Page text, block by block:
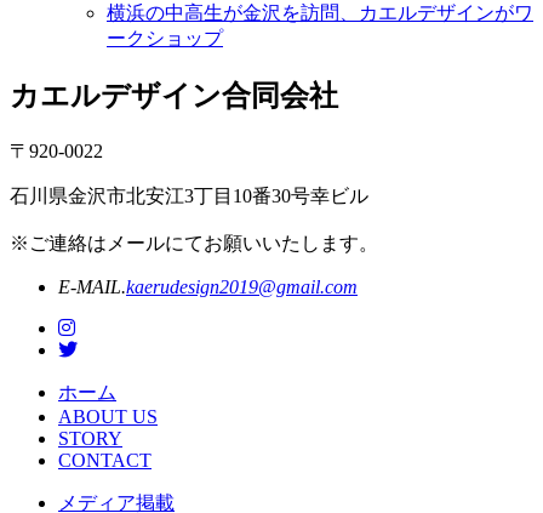
横浜の中高生が金沢を訪問、カエルデザインがワ
ークショップ
カエルデザイン合同会社
〒920-0022
石川県金沢市北安江3丁目10番30号幸ビル
※ご連絡はメールにてお願いいたします。
E-MAIL.kaerudesign2019@gmail.com
ホーム
ABOUT US
STORY
CONTACT
メディア掲載